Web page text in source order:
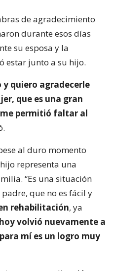
de agradecimiento
durante esos días
su esposa y la
estar junto a su hijo.
quiero agradecerle
que es una gran
permitió faltar al
al duro momento
representa una
“Es una situación
que no es fácil y
rehabilitación, ya
hoy volvió nuevamente a
mí es un logro muy